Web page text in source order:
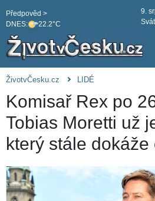
DNES: 22.2°C
Předpověd >
9.
ŽivotvČesku.cz LIDÉ
Komisař Rex po
Tobias Moretti už
který stále